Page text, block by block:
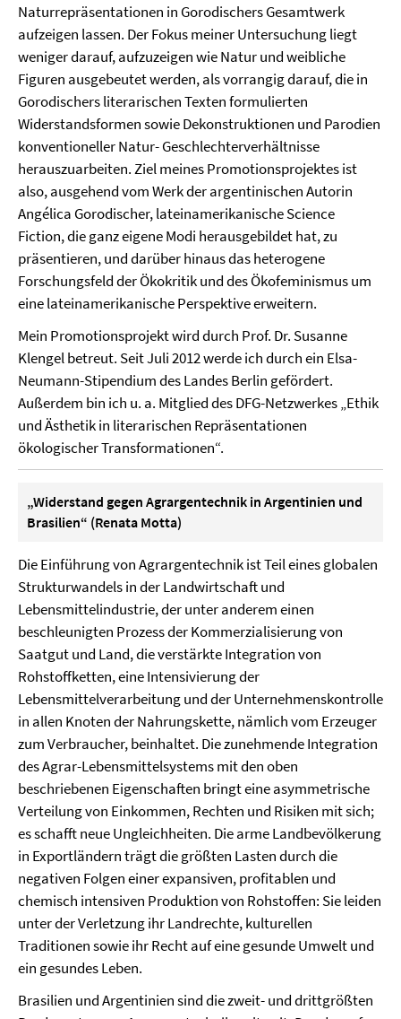
Naturrepräsentationen in Gorodischers Gesamtwerk
aufzeigen lassen. Der Fokus meiner Untersuchung liegt
weniger darauf, aufzuzeigen wie Natur und weibliche
Figuren ausgebeutet werden, als vorrangig darauf, die in
Gorodischers literarischen Texten formulierten
Widerstandsformen sowie Dekonstruktionen und Parodien
konventioneller Natur- Geschlechterverhältnisse
herauszuarbeiten. Ziel meines Promotionsprojektes ist
also, ausgehend vom Werk der argentinischen Autorin
Angélica Gorodischer, lateinamerikanische Science
Fiction, die ganz eigene Modi herausgebildet hat, zu
präsentieren, und darüber hinaus das heterogene
Forschungsfeld der Ökokritik und des Ökofeminismus um
eine lateinamerikanische Perspektive erweitern.
Mein Promotionsprojekt wird durch Prof. Dr. Susanne
Klengel betreut. Seit Juli 2012 werde ich durch ein Elsa-
Neumann-Stipendium des Landes Berlin gefördert.
Außerdem bin ich u. a. Mitglied des DFG-Netzwerkes „Ethik
und Ästhetik in literarischen Repräsentationen
ökologischer Transformationen“.
„Widerstand gegen Agrargentechnik in Argentinien und
Brasilien“ (Renata Motta)
Die Einführung von Agrargentechnik ist Teil eines globalen
Strukturwandels in der Landwirtschaft und
Lebensmittelindustrie, der unter anderem einen
beschleunigten Prozess der Kommerzialisierung von
Saatgut und Land, die verstärkte Integration von
Rohstoffketten, eine Intensivierung der
Lebensmittelverarbeitung und der Unternehmenskontrolle
in allen Knoten der Nahrungskette, nämlich vom Erzeuger
zum Verbraucher, beinhaltet. Die zunehmende Integration
des Agrar-Lebensmittelsystems mit den oben
beschriebenen Eigenschaften bringt eine asymmetrische
Verteilung von Einkommen, Rechten und Risiken mit sich;
es schafft neue Ungleichheiten. Die arme Landbevölkerung
in Exportländern trägt die größten Lasten durch die
negativen Folgen einer expansiven, profitablen und
chemisch intensiven Produktion von Rohstoffen: Sie leiden
unter der Verletzung ihr Landrechte, kulturellen
Traditionen sowie ihr Recht auf eine gesunde Umwelt und
ein gesundes Leben.
Brasilien und Argentinien sind die zweit- und drittgrößten